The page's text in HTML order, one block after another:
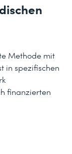
Methode mit
in spezifischen
finanzierten